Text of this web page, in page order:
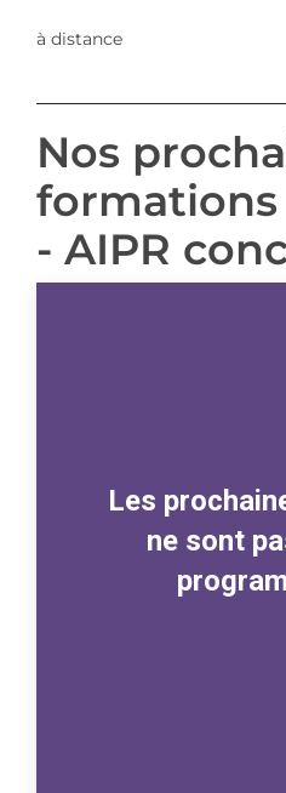
à distance
Nos
formations
- AIPR
Les
ne sont